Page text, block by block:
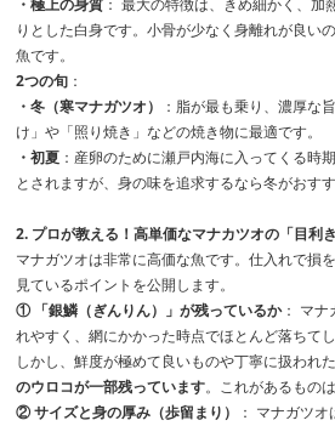
・極上の身質 ： 最大の特徴は、きめ細かく、加
りとした白身です。小骨が少なく身離れが良い
魚です。
2つの旬 ：
・冬（寒マナガツオ）
：脂が最も乗り、濃厚な
け」や「照り焼き」などの焼き物に最適です。
・初夏 ：産卵のために瀬戸内海に入ってくる時
とされますが、身の味を追求するなら冬がおすす
2. プロが教える！高単価なマナカツオの「目利き
マナガツオは非常に高価な魚です。仕入れで損
見ているポイントを公開します。
① 「銀鱗（ぎんりん）」が残っているか： マナ
れやすく、網にかかった時点でほとんど落ちてし
しかし、鮮度が極めて良いものや丁寧に扱われ
のウロコが一部残っています。これがあるもの
② サイズと身の厚み（歩留まり）
： マナガツ